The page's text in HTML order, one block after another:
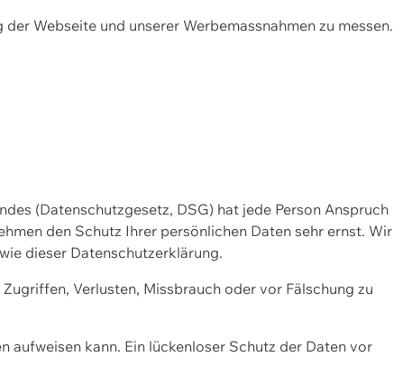
Webseite und unserer Werbemassnahmen zu messen.
(Datenschutzgesetz, DSG) hat jede Person Anspruch
den Schutz Ihrer persönlichen Daten sehr ernst. Wir
dieser Datenschutzerklärung.
Verlusten, Missbrauch oder vor Fälschung zu
aufweisen kann. Ein lückenloser Schutz der Daten vor